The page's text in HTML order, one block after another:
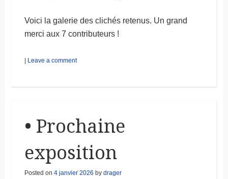
Voici la galerie des clichés retenus. Un grand
merci aux 7 contributeurs !
| Leave a comment
• Prochaine
exposition
Posted on 4 janvier 2026 by drager